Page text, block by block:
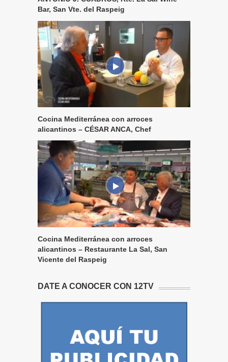
Bar, San Vte. del Raspeig
Cocina Mediterránea con arroces
alicantinos – CÉSAR ANCA, Chef
Cocina Mediterránea con arroces
alicantinos – Restaurante La Sal, San
Vicente del Raspeig
DATE A CONOCER CON 12TV